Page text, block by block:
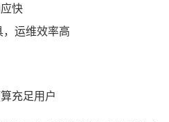
快
运维效率高
充足用户